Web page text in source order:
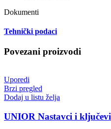
Dokumenti
Tehnički podaci
Povezani proizvodi
Uporedi
Brzi pregled
Dodaj u listu želja
UNIOR Nastavci i ključevi